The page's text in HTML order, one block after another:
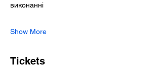
виконанні
Show More
Tickets